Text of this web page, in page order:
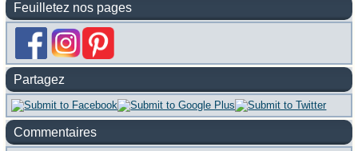
Feuilletez nos pages
Partagez
Commentaires